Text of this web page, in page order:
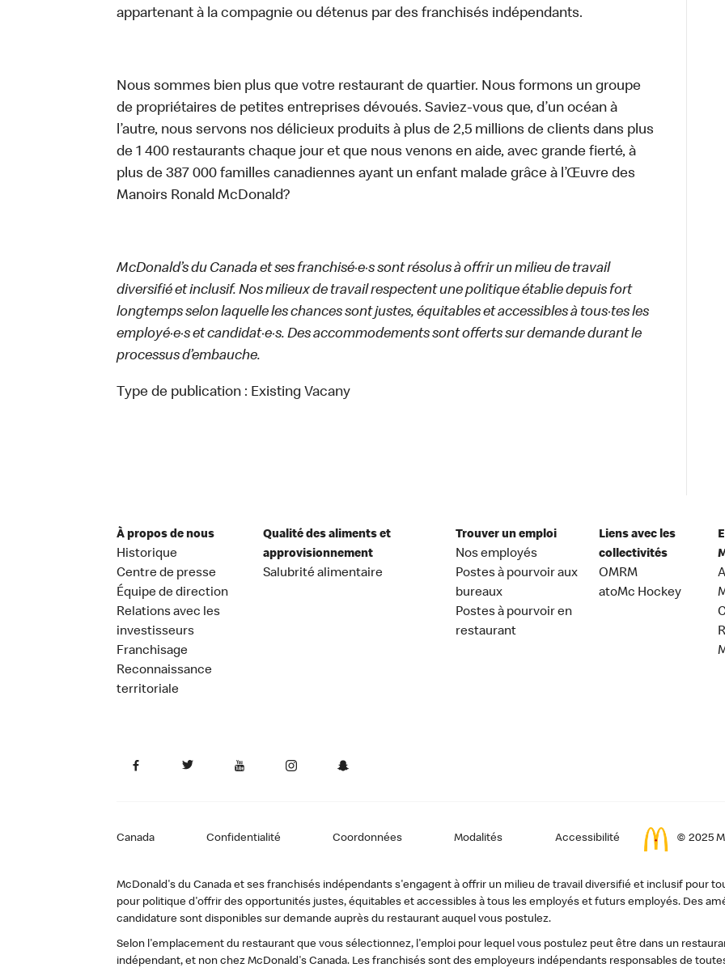
appartenant à la compagnie ou détenus par des franchisés indépendants.
Nous sommes bien plus que votre restaurant de quartier. Nous formons un groupe
de propriétaires de petites entreprises dévoués. Saviez-vous que, d’un océan à
l’autre, nous servons nos délicieux produits à plus de 2,5 millions de clients dans plus
de 1 400 restaurants chaque jour et que nous venons en aide, avec grande fierté, à
plus de 387 000 familles canadiennes ayant un enfant malade grâce à l’Œuvre des
Manoirs Ronald McDonald?
McDonald’s du Canada et ses franchisé·e·s sont résolus à offrir un milieu de travail
diversifié et inclusif. Nos milieux de travail respectent une politique établie depuis fort
longtemps selon laquelle les chances sont justes, équitables et accessibles à tous·tes les
employé·e·s et candidat·e·s. Des accommodements sont offerts sur demande durant le
processus d’embauche.
Type de publication : Existing Vacany
À propos de nous
Historique
Centre de presse
Équipe de direction
Relations avec les
investisseurs
Franchisage
Reconnaissance
territoriale
Qualité des aliments et
approvisionnement
Salubrité alimentaire
Trouver un emploi
Nos employés
Postes à pourvoir aux
bureaux
Postes à pourvoir en
restaurant
Liens avec les
collectivités
OMRM
atoMc Hockey
Canada Confidentialité Coordonnées Modalités Accessibilité © 2025
McDonald's du Canada et ses franchisés indépendants s'engagent à offrir un milieu de travail diversifié et inclusif pour
pour politique d'offrir des opportunités justes, équitables et accessibles à tous les employés et futurs employés. Des
candidature sont disponibles sur demande auprès du restaurant auquel vous postulez.
Selon l'emplacement du restaurant que vous sélectionnez, l'emploi pour lequel vous postulez peut être dans un
indépendant, et non chez McDonald's Canada. Les franchisés sont des employeurs indépendants responsables de